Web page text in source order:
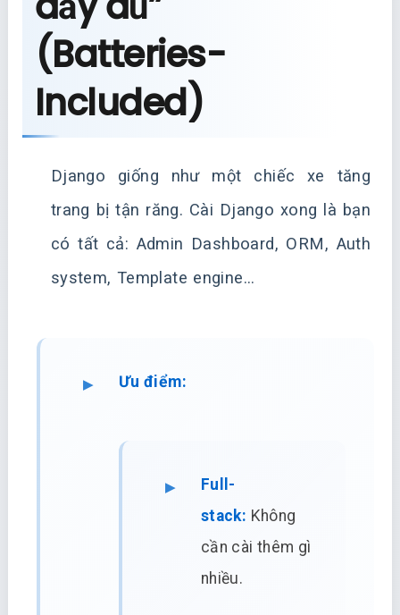
(Batteries-
Included)
Django giống như một chiếc xe tăng
trang bị tận răng. Cài Django xong là bạn
có tất cả: Admin Dashboard, ORM, Auth
system, Template engine…
Ưu điểm:
Full-
stack: Không
cần cài thêm gì
nhiều.